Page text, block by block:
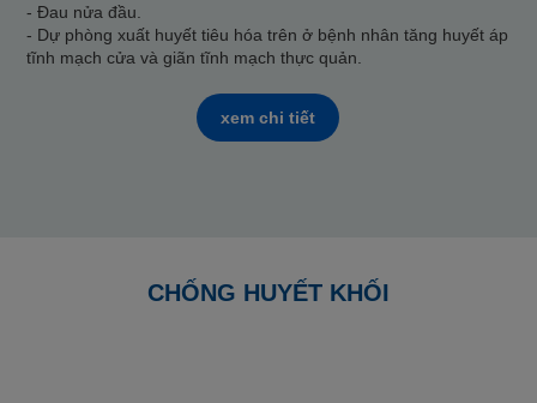
- Đau nửa đầu.
- Dự phòng xuất huyết tiêu hóa trên ở bệnh nhân tăng huyết áp
tĩnh mạch cửa và giãn tĩnh mạch thực quản.
xem chi tiết
CHỐNG HUYẾT KHỐI